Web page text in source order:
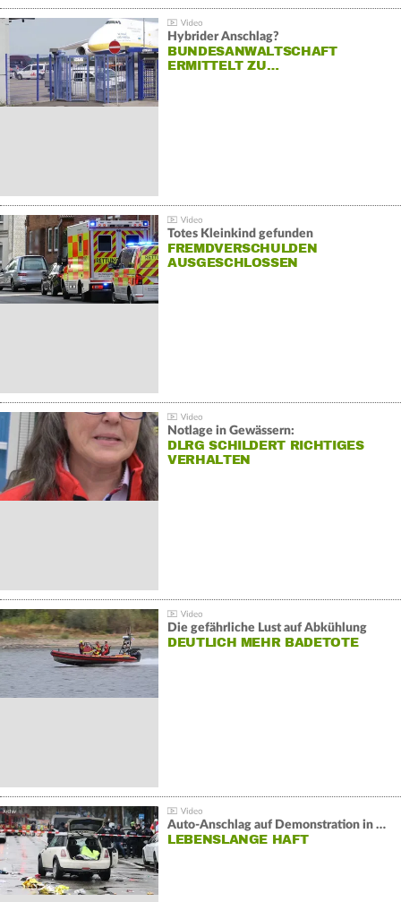
Hybrider Anschlag?
BUNDESANWALTSCHAFT
ERMITTELT ZU…
Totes Kleinkind gefunden
FREMDVERSCHULDEN
AUSGESCHLOSSEN
Notlage in Gewässern:
DLRG SCHILDERT RICHTIGES
VERHALTEN
Die gefährliche Lust auf Abkühlung
DEUTLICH MEHR BADETOTE
Auto-Anschlag auf Demonstration in München:
LEBENSLANGE HAFT